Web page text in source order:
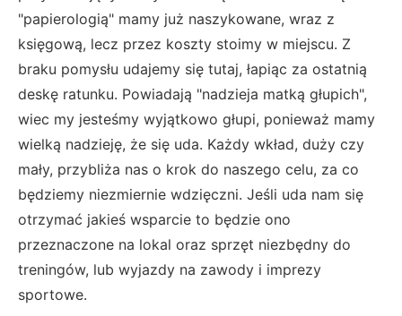
"papierologią" mamy już naszykowane, wraz z
księgową, lecz przez koszty stoimy w miejscu. Z
braku pomysłu udajemy się tutaj, łapiąc za ostatnią
deskę ratunku. Powiadają "nadzieja matką głupich",
wiec my jesteśmy wyjątkowo głupi, ponieważ mamy
wielką nadzieję, że się uda. Każdy wkład, duży czy
mały, przybliża nas o krok do naszego celu, za co
będziemy niezmiernie wdzięczni. Jeśli uda nam się
otrzymać jakieś wsparcie to będzie ono
przeznaczone na lokal oraz sprzęt niezbędny do
treningów, lub wyjazdy na zawody i imprezy
sportowe.